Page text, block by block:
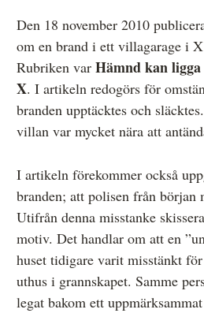
Övrigt
Årsberättelser
Våra huvudmän
Ledamöter i Mediernas
Den journalistiska yrkesetiken
Jobba hos oss!
Pressbilder
Så behandlar vi dina
Den 18 november 2010
om en brand i ett villagarage i
Rubriken var Hämnd kan
X. I artikeln redogörs för
branden upptäcktes och
villan var mycket nära att
I artikeln förekommer också
branden; att polisen från början
Utifrån denna misstanke
motiv. Det handlar om att en
huset tidigare varit misstänkt
uthus i grannskapet. Samme
legat bakom ett